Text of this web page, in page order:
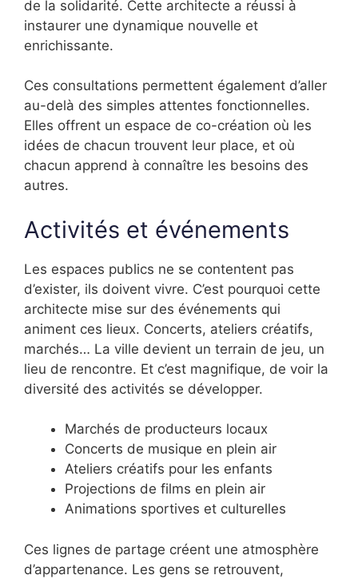
de la solidarité. Cette architecte a réussi à
instaurer une dynamique nouvelle et
enrichissante.
Ces consultations permettent également d’aller
au-delà des simples attentes fonctionnelles.
Elles offrent un espace de co-création où les
idées de chacun trouvent leur place, et où
chacun apprend à connaître les besoins des
autres.
Activités et événements
Les espaces publics ne se contentent pas
d’exister, ils doivent vivre. C’est pourquoi cette
architecte mise sur des événements qui
animent ces lieux. Concerts, ateliers créatifs,
marchés… La ville devient un terrain de jeu, un
lieu de rencontre. Et c’est magnifique, de voir la
diversité des activités se développer.
Marchés de producteurs locaux
Concerts de musique en plein air
Ateliers créatifs pour les enfants
Projections de films en plein air
Animations sportives et culturelles
Ces lignes de partage créent une atmosphère
d’appartenance. Les gens se retrouvent,